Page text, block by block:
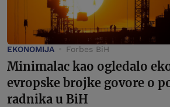
EKONOMIJA Forbes BiH
Minimalac kao ogledalo
evropske brojke govore o
radnika u BiH